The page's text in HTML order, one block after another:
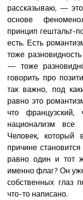
рассказываю, —
основе
принцип гештальт-
есть. Есть
тоже
— тоже
говорить про
так важно, под
равно это
что
национализм все
Человек,
причине
равно один и тот
именно флаг? Он
собственных глаз
что-то написано.